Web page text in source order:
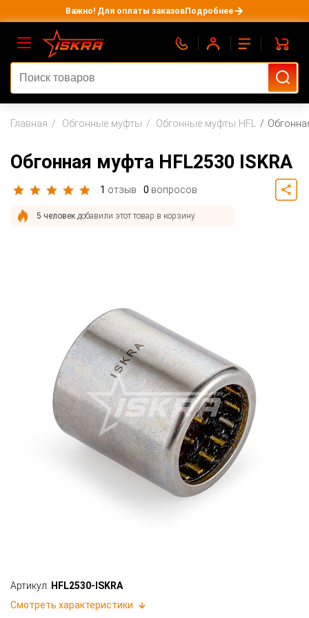
Важно! Для оплаты заказовПодробнее
Главная Обгонные муфты Обгонные муфты HFL
Обгонная муфта HFL2530 ISKRA
1 отзыв 0 вопросов
5 человек добавили этот товар в корзину
Артикул: HFL2530-ISKRA
Смотреть характеристики